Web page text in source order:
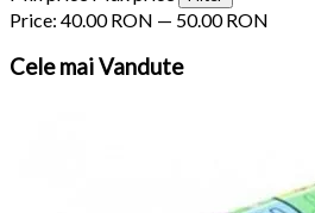
Price: 40.00 RON — 50.00 RON
Celemai Vandute